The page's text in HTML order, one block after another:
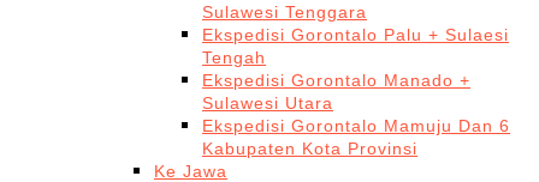
Sulawesi Tenggara
Ekspedisi Gorontalo Palu + Sulaesi
Tengah
Ekspedisi Gorontalo Manado +
Sulawesi Utara
Ekspedisi Gorontalo Mamuju Dan 6
Kabupaten Kota Provinsi
Ke Jawa